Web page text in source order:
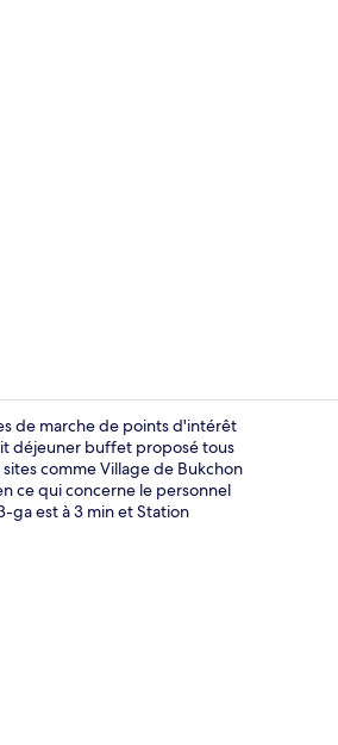
Extérieur
de marche de points d'intérêt
déjeuner buffet proposé tous
comme Village de Bukchon
ce qui concerne le personnel
ga est à 3 min et Station